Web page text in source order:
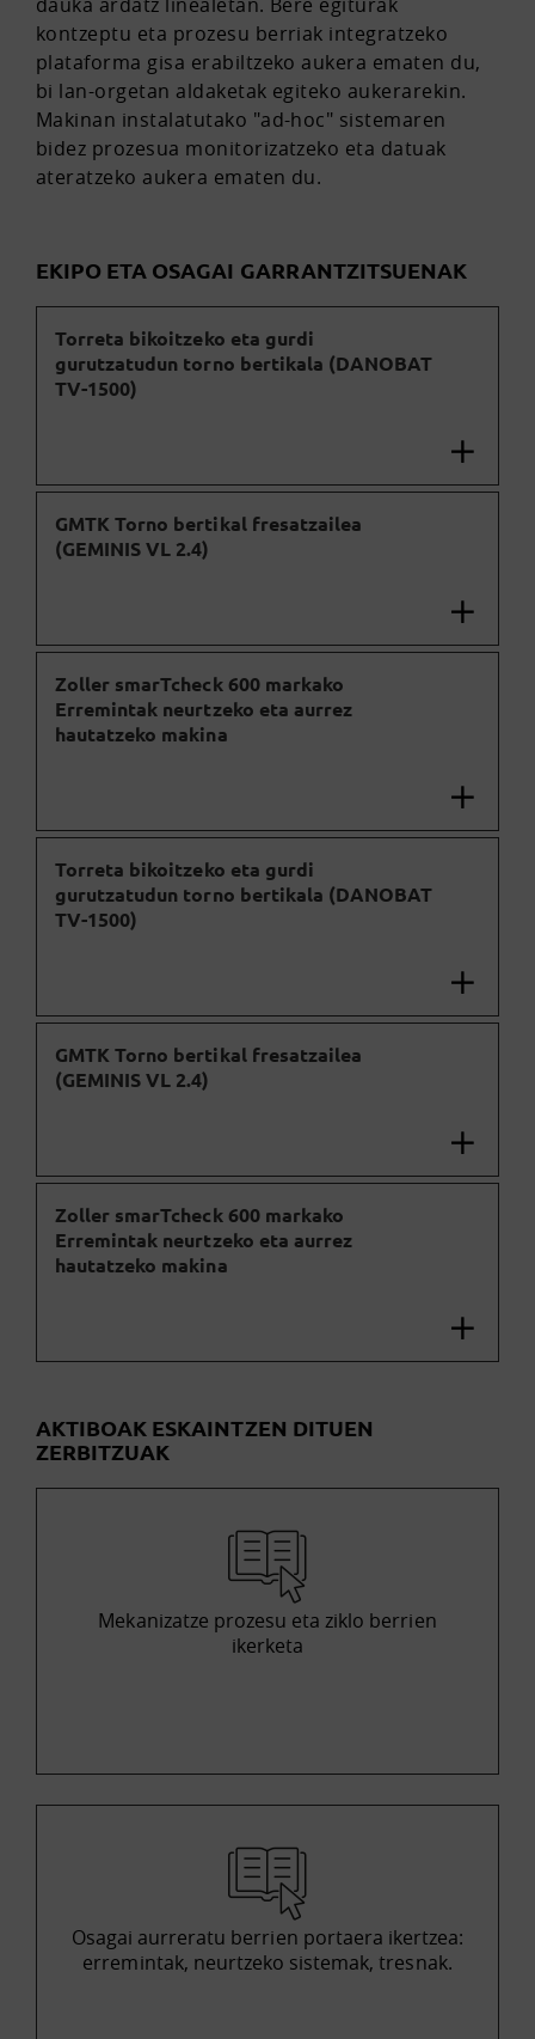
kontzeptu eta prozesu berriak integratzeko
plataforma gisa erabiltzeko aukera ematen du,
bi lan-orgetan aldaketak egiteko aukerarekin.
Makinan instalatutako "ad-hoc" sistemaren
bidez prozesua monitorizatzeko eta datuak
ateratzeko aukera ematen du.
EKIPO ETA OSAGAI GARRANTZITSUENAK
Torreta bikoitzeko eta gurdi
gurutzatudun torno bertikala (DANOBAT
TV-1500)
GMTK Torno bertikal fresatzailea
(GEMINIS VL 2.4)
Zoller smarTcheck 600 markako
Erremintak neurtzeko eta aurrez
hautatzeko makina
Torreta bikoitzeko eta gurdi
gurutzatudun torno bertikala (DANOBAT
TV-1500)
GMTK Torno bertikal fresatzailea
(GEMINIS VL 2.4)
Zoller smarTcheck 600 markako
Erremintak neurtzeko eta aurrez
hautatzeko makina
AKTIBOAK ESKAINTZEN DITUEN
ZERBITZUAK
Mekanizatze prozesu eta ziklo berrien
ikerketa
Osagai aurreratu berrien portaera ikertzea:
erremintak, neurtzeko sistemak, tresnak.